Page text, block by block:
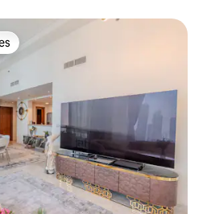
dos hóspedes